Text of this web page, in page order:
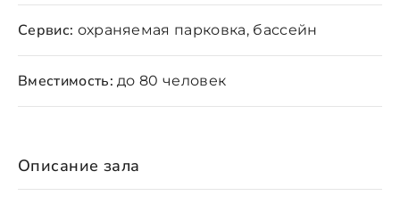
Сервис: охраняемая парковка, бассейн
Вместимость: до 80 человек
Описание зала